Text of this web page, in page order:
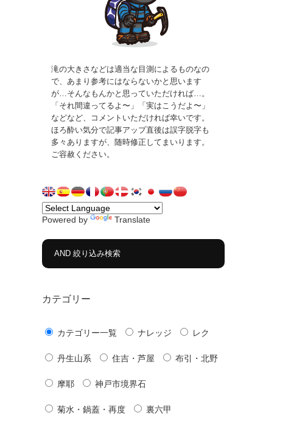
滝の大きさなどは適当な目測によるものなの
で、あまり参考にはならないかと思います
が…そんなもんかと思っていただければ…。
「それ間違ってるよ〜」「実はこうだよ〜」
などなど、コメントいただければ幸いです。
ほろ酔い気分で記事アップ直後は誤字脱字も
多々ありますが、随時修正してまいります。
ご容赦ください。
Powered by Translate
AND 絞り込み検索
カテゴリー
カテゴリー一覧 ナレッジ レク
丹生山系 住吉・芦屋 布引・北野
摩耶 神戸市境界石
菊水・鍋蓋・再度 裏六甲